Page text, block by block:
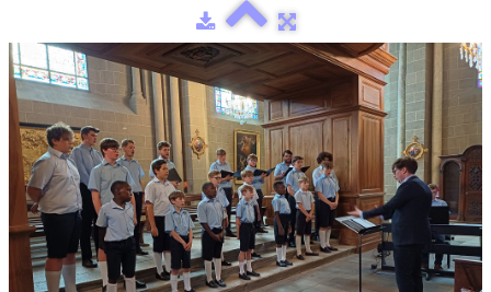
Media
Agenda
Discografie
Contact
Steun
Sponsoring